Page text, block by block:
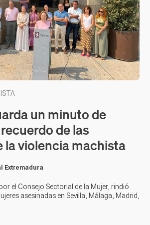
un minuto de
de las
la violencia machista
Extremadura
el Consejo Sectorial de la Mujer, rindió
asesinadas en Sevilla, Málaga, Madrid,